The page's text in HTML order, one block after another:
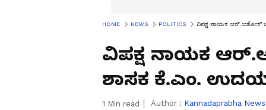
HOME NEWS POLITICS ವಿಪಕ್ಷ ನಾಯಕ ಆರ್.ಅಶೋಕ್
ವಿಪಕ್ಷ ನಾಯಕ
ಶಾಸಕ ಕೆ.ಎಂ.
1 Min read Author : Kannadaprabha News